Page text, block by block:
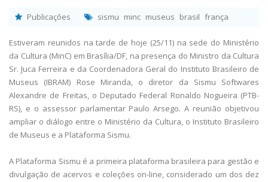
Publicações sismu minc museus brasil frança
Estiveram reunidos na tarde de hoje (25/11) na sede do Ministério
da Cultura (MinC) em Brasília/DF, na presença do Ministro da Cultura
Sr. Juca Ferreira e da Coordenadora Geral do Instituto Brasileiro de
Museus (IBRAM) Rose Miranda, o diretor da Sismu Softwares
Alexandre de Freitas, o Deputado Federal Ronaldo Nogueira (PTB-
RS), e o assessor parlamentar Paulo Arsego. A reunião objetivou
ampliar o diálogo entre o Ministério da Cultura, o Instituto Brasileiro
de Museus e a Plataforma Sismu.
A Plataforma Sismu é a primeira plataforma brasileira para gestão e
divulgação de acervos e coleções on-line, considerado um dos dez